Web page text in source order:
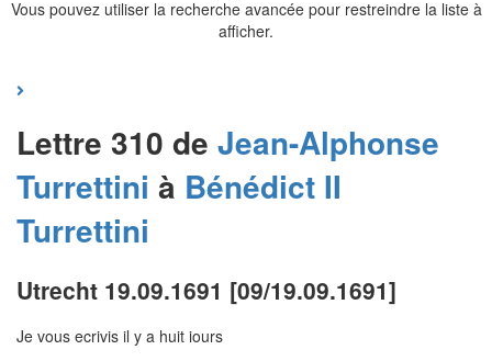
Vous pouvez utiliser la recherche avancée pour restreindre la liste à
afficher.
Lettre 310 de Jean-Alphonse
Turrettini à Bénédict II
Turrettini
Utrecht 19.09.1691 [09/19.09.1691]
Je vous ecrivis il y a huit iours